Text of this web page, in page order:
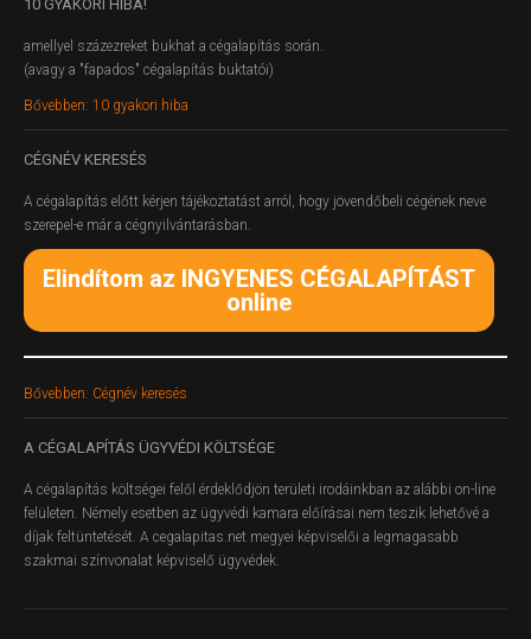
10 GYAKORI HIBA!
amellyel százezreket bukhat a cégalapítás során.
(avagy a "fapados" cégalapítás buktatói)
Bővebben: 10 gyakori hiba
CÉGNÉV KERESÉS
A cégalapítás előtt kérjen tájékoztatást arról, hogy jövendőbeli cégének neve
szerepel-e már a cégnyilvántarásban.
Elindítom az INGYENES CÉGALAPÍTÁST
online
Bővebben: Cégnév keresés
A CÉGALAPÍTÁS ÜGYVÉDI KÖLTSÉGE
A cégalapítás költségei felől érdeklődjön területi irodáinkban az alábbi on-line
felületen. Némely esetben az ügyvédi kamara előírásai nem teszik lehetővé a
díjak feltüntetését. A cegalapitas.net megyei képviselői a legmagasabb
szakmai színvonalat képviselő ügyvédek.